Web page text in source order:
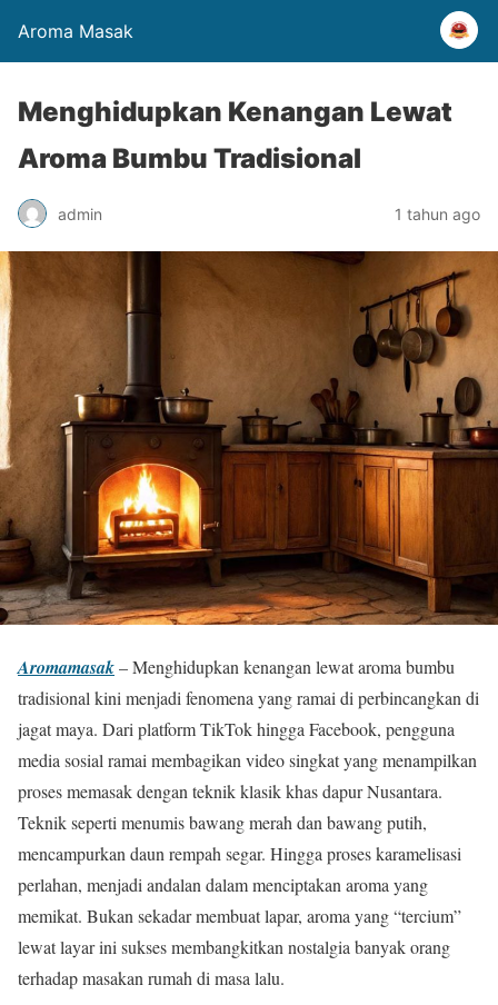
Aroma Masak
Menghidupkan Kenangan Lewat
Aroma Bumbu Tradisional
admin 1 tahun ago
Aromamasak– Menghidupkan kenangan lewat aroma bumbu
tradisional kini menjadi fenomena yang ramai di perbincangkan di
jagat maya. Dari platform TikTok hingga Facebook, pengguna
media sosial ramai membagikan video singkat yang menampilkan
proses memasak dengan teknik klasik khas dapur Nusantara.
Teknik seperti menumis bawang merah dan bawang putih,
mencampurkan daun rempah segar. Hingga proses karamelisasi
perlahan, menjadi andalan dalam menciptakan aroma yang
memikat. Bukan sekadar membuat lapar, aroma yang “tercium”
lewat layar ini sukses membangkitkan nostalgia banyak orang
terhadap masakan rumah di masa lalu.